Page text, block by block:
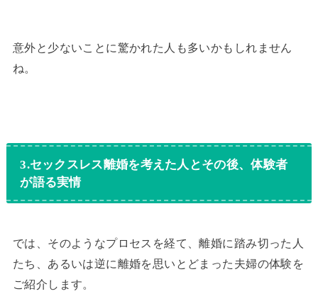
意外と少ないことに驚かれた人も多いかもしれません
ね。
3.セックスレス離婚を考えた人とその後、体験者
が語る実情
では、そのようなプロセスを経て、離婚に踏み切った人
たち、あるいは逆に離婚を思いとどまった夫婦の体験を
ご紹介します。